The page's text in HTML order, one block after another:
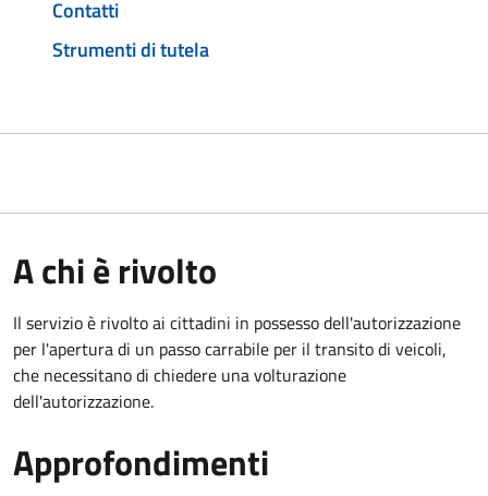
Contatti
Strumenti di tutela
A chi è rivolto
Il servizio è rivolto ai cittadini in possesso dell'autorizzazione
per l'apertura di un passo carrabile per il transito di veicoli,
che necessitano di chiedere una volturazione
dell'autorizzazione.
Approfondimenti